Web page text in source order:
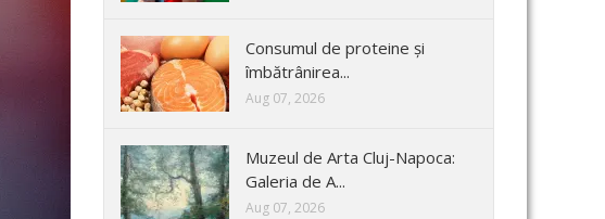
Consumul de proteine și
îmbătrânirea...
Aug 07, 2026
Muzeul de Arta Cluj-Napoca:
Galeria de A...
Aug 07, 2026